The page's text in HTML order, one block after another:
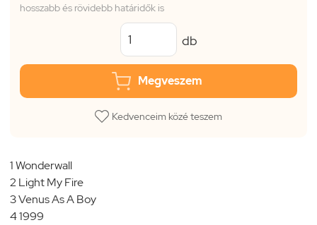
hosszabb és rövidebb határidők is
db
Megveszem
Kedvenceim közé teszem
1 Wonderwall
2 Light My Fire
3 Venus As A Boy
4 1999